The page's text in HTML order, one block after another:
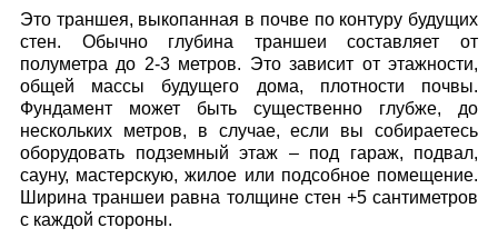
Это траншея, выкопанная в почве по контуру будущих
стен. Обычно глубина траншеи составляет от
полуметра до 2-3 метров. Это зависит от этажности,
общей массы будущего дома, плотности почвы.
Фундамент может быть существенно глубже, до
нескольких метров, в случае, если вы собираетесь
оборудовать подземный этаж – под гараж, подвал,
сауну, мастерскую, жилое или подсобное помещение.
Ширина траншеи равна толщине стен +5 сантиметров
с каждой стороны.